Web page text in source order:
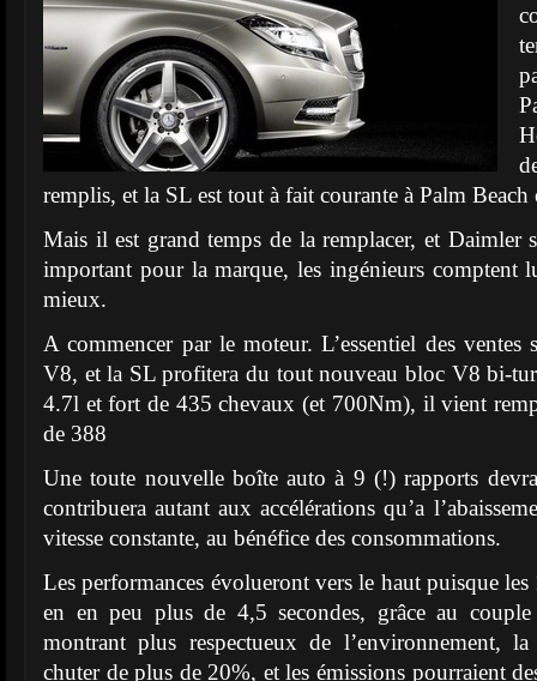
remplis, et la SL est tout à fait courante à Palm
Mais il est grand temps de la remplacer, et Daimler
important pour la marque, les ingénieurs comptent
mieux.
A commencer par le moteur. L’essentiel des ventes
V8, et la SL profitera du tout nouveau bloc V8 bi-
4.7l et fort de 435 chevaux (et 700Nm), il vient
de 388
Une toute nouvelle boîte auto à 9 (!) rapports
contribuera autant aux accélérations qu’a
vitesse constante, au bénéfice des consommations.
Les performances évolueront vers le haut puisque
en en peu plus de 4,5 secondes, grâce au
montrant plus respectueux de l’environnement,
chuter de plus de 20%, et les émissions pourraient